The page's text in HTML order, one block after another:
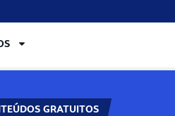
GRATUITOS